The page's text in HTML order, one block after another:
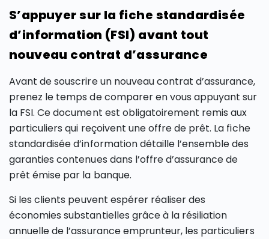
S’appuyer sur la fiche standardisée
d’information (FSI) avant tout
nouveau contrat d’assurance
Avant de souscrire un nouveau contrat d’assurance,
prenez le temps de comparer en vous appuyant sur
la FSI. Ce document est obligatoirement remis aux
particuliers qui reçoivent une offre de prêt. La fiche
standardisée d’information détaille l’ensemble des
garanties contenues dans l’offre d’assurance de
prêt émise par la banque.
Si les clients peuvent espérer réaliser des
économies substantielles grâce à la résiliation
annuelle de l’assurance emprunteur, les particuliers